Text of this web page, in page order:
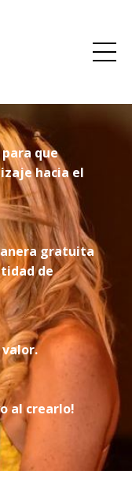
para que
hacia el
gratuita
de
al crearlo!